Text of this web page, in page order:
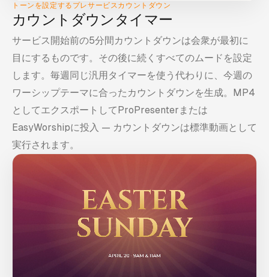
トーンを設定するプレサービスカウントダウン
カウントダウンタイマー
サービス開始前の5分間カウントダウンは会衆が最初に
目にするものです。その後に続くすべてのムードを設定
します。毎週同じ汎用タイマーを使う代わりに、今週の
ワーシップテーマに合ったカウントダウンを生成。MP4
としてエクスポートしてProPresenterまたは
EasyWorshipに投入 — カウントダウンは標準動画として
実行されます。